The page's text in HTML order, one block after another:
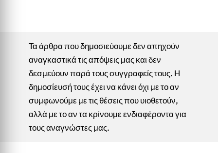
Τα άρθρα που δημοσιεύουμε δεν απηχούν
αναγκαστικά τις απόψεις μας και δεν
δεσμεύουν παρά τους συγγραφείς τους. Η
δημοσίευσή τους έχει να κάνει όχι με το αν
συμφωνούμε με τις θέσεις που υιοθετούν,
αλλά με το αν τα κρίνουμε ενδιαφέροντα για
τους αναγνώστες μας.